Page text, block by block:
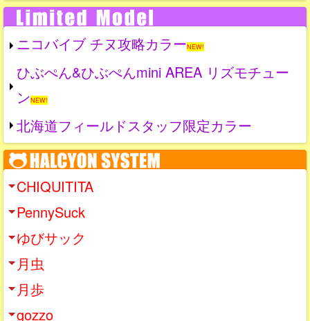
ニコバイブ チヌ攻略カラーNEW!
ひぶぺん&ひぶぺんmini AREA リズモチュー
ンNEW!
北海道フィールドスタッフ限定カラー
CHIQUITITA
PennySuck
ゆびサック
月虫
月歩
gozzo